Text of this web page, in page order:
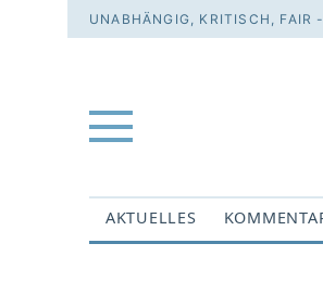
UNABHÄNGIG, KRITISCH, FAIR
AKTUELLES